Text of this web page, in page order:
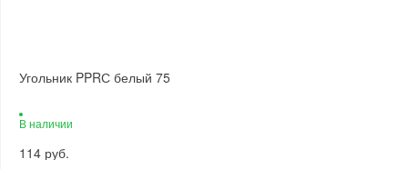
Угольник PPRС белый 75
В наличии
114 руб.